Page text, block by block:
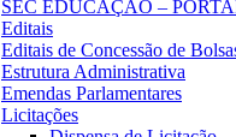
SEC EDUCAÇÃO –
Editais
Editais de Concessão de
Estrutura Administrativa
Emendas Parlamentares
Licitações